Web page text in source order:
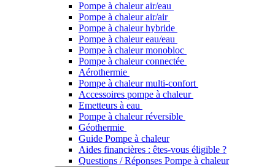
Pompe à chaleur air/eau
Pompe à chaleur air/air
Pompe à chaleur hybride
Pompe à chaleur​ eau/eau
Pompe à chaleur monobloc
Pompe à chaleur connectée
Aérothermie
Pompe à chaleur multi-confort
Accessoires pompe à chaleur
Emetteurs à eau
Pompe à chaleur réversible
Géothermie
Guide Pompe à chaleur
Aides financières : êtes-vous éligible ?
Questions / Réponses Pompe à chaleur